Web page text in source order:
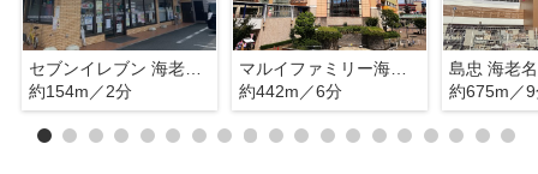
セブンイレブン 海老名中央1丁目店
約154m／2分
マルイファミリー海老名
約442m／6分
島忠 海老
約675m／